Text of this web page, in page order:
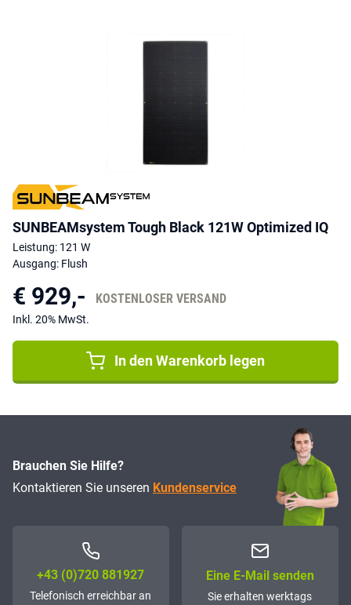
SUNBEAMsystem Tough Black 121W Optimized IQ
Leistung: 121 W
Ausgang: Flush
€ 929,- KOSTENLOSER VERSAND
Inkl. 20% MwSt.
In den Warenkorb legen
Brauchen Sie Hilfe?
Kontaktieren Sie unseren Kundenservice
+43 (0)72­0 881927
Telefonisch erreichbar an
Eine E-Mail senden
Sie erhalten werktags